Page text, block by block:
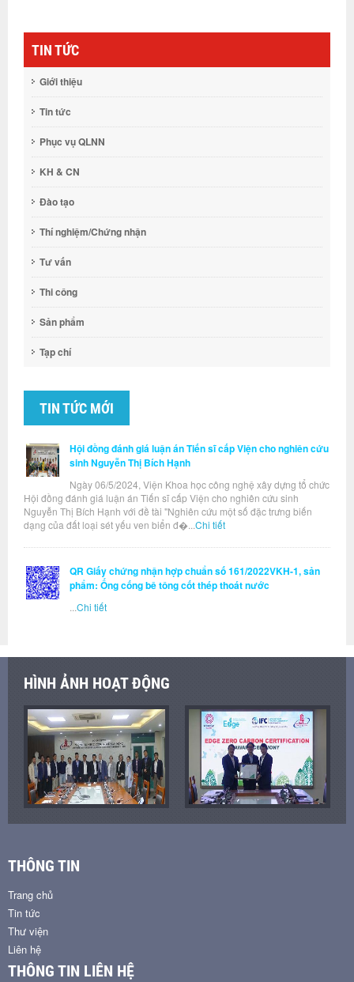
TIN TỨC
Giới thiệu
Tin tức
Phục vụ QLNN
KH & CN
Đào tạo
Thí nghiệm/Chứng nhận
Tư vấn
Thi công
Sản phẩm
Tạp chí
TIN TỨC MỚI
Hội đồng đánh giá luận án Tiến sĩ cấp Viện cho nghiên cứu
sinh Nguyễn Thị Bích Hạnh
Ngày 06/5/2024, Viện Khoa học công nghệ xây dựng tổ chức
Hội đồng đánh giá luận án Tiến sĩ cấp Viện cho nghiên cứu sinh
Nguyễn Thị Bích Hạnh với đề tài "Nghiên cứu một số đặc trưng biến
dạng của đất loại sét yếu ven biển đ�... Chi tiết
QR Giấy chứng nhận hợp chuẩn số 161/2022VKH-1, sản
phẩm: Ống cống bê tông cốt thép thoát nước
Chi tiết
HÌNH ẢNH HOẠT ĐỘNG
THÔNG TIN
Trang chủ
Tin tức
Thư viện
Liên hệ
THÔNG TIN LIÊN HỆ